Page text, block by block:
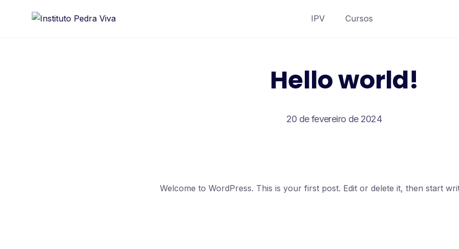
IPV Cursos
Hello world!
20 de fevereiro de 2024
Welcome to WordPress. This is your first post. Edit or delete it, then start